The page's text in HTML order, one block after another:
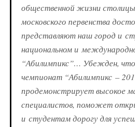
общественной жизни
московского первенства
представляют наш город и
национальном и
“Абилимпикс”… Убежден,
чемпионат “Абилимпикс –
продемонстрирует высокое
специалистов, поможет
и студентам дорогу для